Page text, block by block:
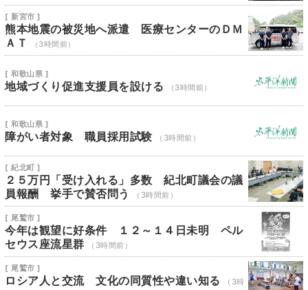
[ 新宮市 ]
熊本地震の被災地へ派遣 医療センターのＤＭ
ＡＴ
（3時間前）
[ 和歌山県 ]
地域づくり促進支援員を設ける （3時間前）
[ 和歌山県 ]
障がい者対象 職員採用試験 （3時間前）
[ 紀北町 ]
２５万円「受け入れる」多数 紀北町議会の議
員報酬 挙手で賛否問う
（3時間前）
[ 尾鷲市 ]
今年は観望に好条件 １２～１４日未明 ペル
セウス座流星群
（3時間前）
[ 尾鷲市 ]
ロシア人と交流 文化の同質性や違い知る
（3時